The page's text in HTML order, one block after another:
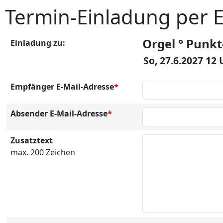
Termin-Einladung per
Einladung zu: Orgel °
So, 27.6.2027 12
Empfänger E-Mail-Adresse*
Absender E-Mail-Adresse*
Zusatztext
max. 200 Zeichen